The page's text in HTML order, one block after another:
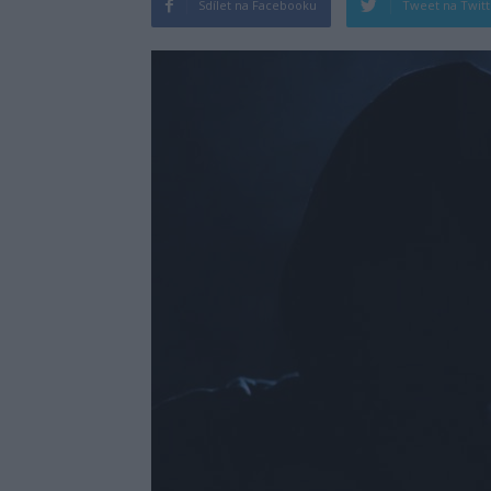
Sdílet na Facebooku Tweet na